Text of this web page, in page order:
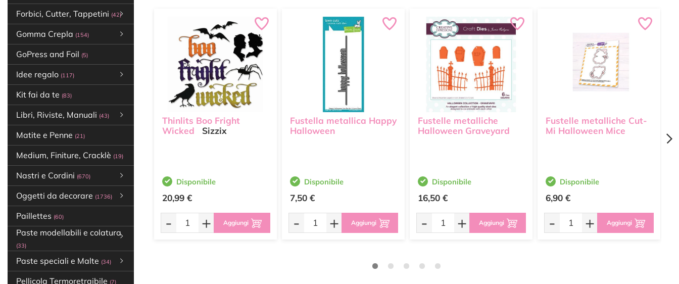
Forbici, Cutter, Tappetini (42)
Gomma Crepla (154)
GoPress and Foil (5)
Idee regalo (117)
Kit fai da te (83)
Libri, Riviste, Manuali (43)
Matite e Penne (21)
Medium, Finiture, Cracklè (19)
Nastri e Cordini (670)
Oggetti da decorare (1736)
Paillettes (60)
Paste modellabili e colatura
(33)
Paste speciali e Malte (34)
Pellicola Termoretraibile (7)
Thinlits Boo Fright
Wicked
Sizzix
Disponibile
20,99 €
- + Aggiungi
Fustella metallica Happy
Halloween
Disponibile
7,50 €
- + Aggiungi
Fustelle metalliche
Halloween Graveyard
Disponibile
16,50 €
- + Aggiungi
Fustelle metalliche Cut-
Mi Halloween Mice
Disponibile
6,90 €
- + Aggiungi